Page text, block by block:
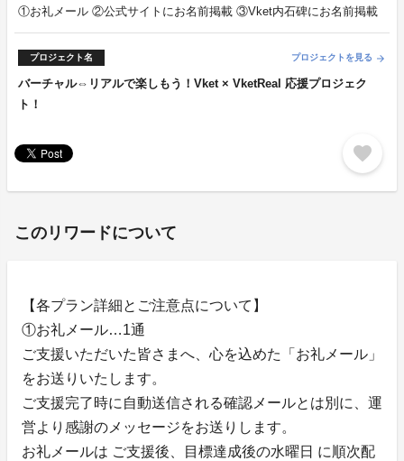
①お礼メール ②公式サイトにお名前掲載 ③Vket内石碑にお名前掲載
プロジェクト名 プロジェクトを見る arrow_forward
バーチャル⇔リアルで楽しもう！Vket × VketReal 応援プロジェク
ト！
favorite
このリワードについて
【各プラン詳細とご注意点について】
①お礼メール…1通
ご支援いただいた皆さまへ、心を込めた「お礼メール」
をお送りいたします。
ご支援完了時に自動送信される確認メールとは別に、運
営より感謝のメッセージをお送りします。
お礼メールは ご支援後、目標達成後の水曜日 に順次配